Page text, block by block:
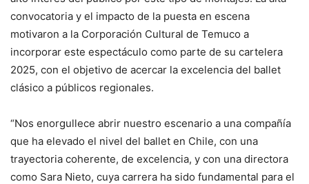
convocatoria y el impacto de la puesta en escena
motivaron a la Corporación Cultural de Temuco a
incorporar este espectáculo como parte de su cartelera
2025, con el objetivo de acercar la excelencia del ballet
clásico a públicos regionales.
“Nos enorgullece abrir nuestro escenario a una compañía
que ha elevado el nivel del ballet en Chile, con una
trayectoria coherente, de excelencia, y con una directora
como Sara Nieto, cuya carrera ha sido fundamental para el